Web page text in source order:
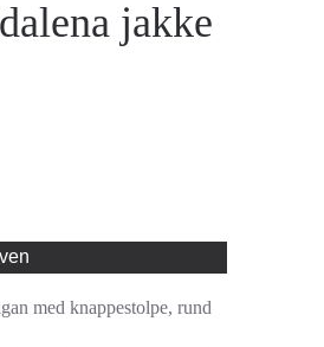
jakke
med knappestolpe, rund